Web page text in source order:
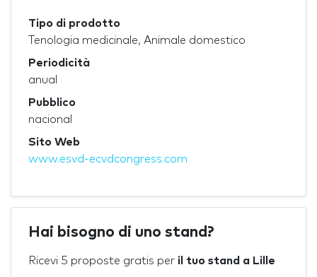
Tipo di prodotto
Tenologia medicinale, Animale domestico
Periodicità
anual
Pubblico
nacional
Sito Web
www.esvd-ecvdcongress.com
Hai bisogno di uno stand?
Ricevi 5 proposte gratis per il tuo stand a Lille